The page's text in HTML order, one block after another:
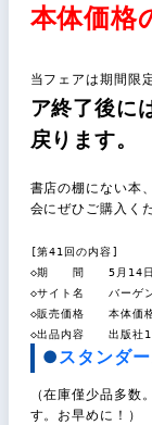
本体価格
当フェアは期間限
ア終了後に
戻ります。
書店の棚にない本
会にぜひご購入く
[第41回の内容]
◇期 間 5月14日（
◇サイト名 バー
◇販売価格 本体価格
◇出品内容 出版社
●スタンダ
（在庫僅少品多
す。お早めに！）